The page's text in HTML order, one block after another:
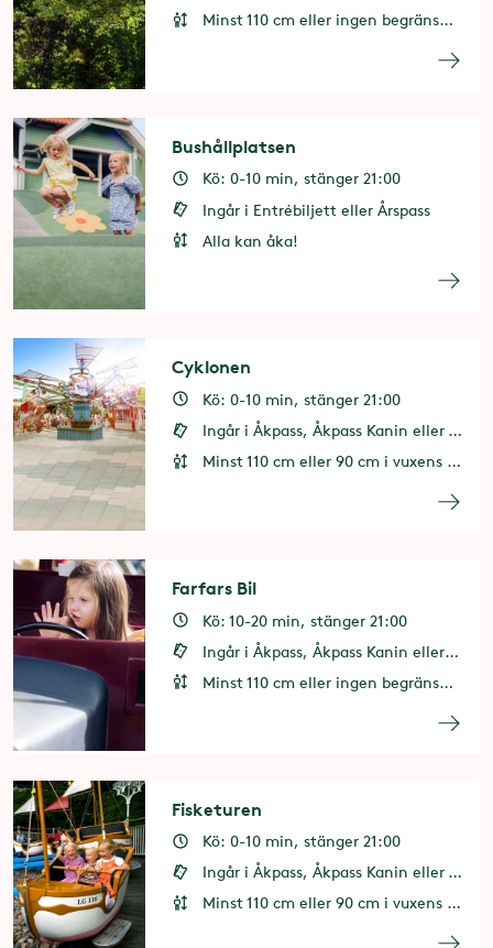
Minst 110 cm eller ingen begränsning i vuxens sällskap
Bushållplatsen
Kö: 0-10 min, stänger 21:00
Ingår i Entrébiljett eller Årspass
Alla kan åka!
Cyklonen
Kö: 0-10 min, stänger 21:00
Ingår i Åkpass, Åkpass Kanin eller 1 åkkupong
Minst 110 cm eller 90 cm i vuxens sällskap
Farfars Bil
Kö: 10-20 min, stänger 21:00
Ingår i Åkpass, Åkpass Kanin eller 2 åkkuponger
Minst 110 cm eller ingen begränsning i vuxens sällskap
Fisketuren
Kö: 0-10 min, stänger 21:00
Ingår i Åkpass, Åkpass Kanin eller 1 åkkupong
Minst 110 cm eller 90 cm i vuxens sällskap